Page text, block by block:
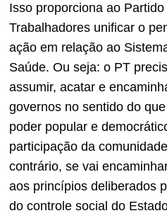
Isso proporciona ao Partido
Trabalhadores unificar o
ação em relação ao
Saúde. Ou seja: o PT
assumir, acatar e
governos no sentido do
poder popular e
participação da
contrário, se vai
aos princípios deliberados
do controle social do